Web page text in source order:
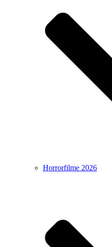
Horrorfilme 2026